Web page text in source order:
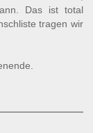
Das ist total
tragen wir